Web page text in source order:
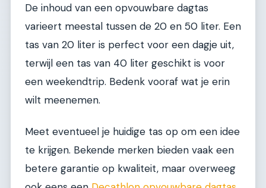
De inhoud van een opvouwbare dagtas
varieert meestal tussen de 20 en 50 liter. Een
tas van 20 liter is perfect voor een dagje uit,
terwijl een tas van 40 liter geschikt is voor
een weekendtrip. Bedenk vooraf wat je erin
wilt meenemen.
Meet eventueel je huidige tas op om een idee
te krijgen. Bekende merken bieden vaak een
betere garantie op kwaliteit, maar overweeg